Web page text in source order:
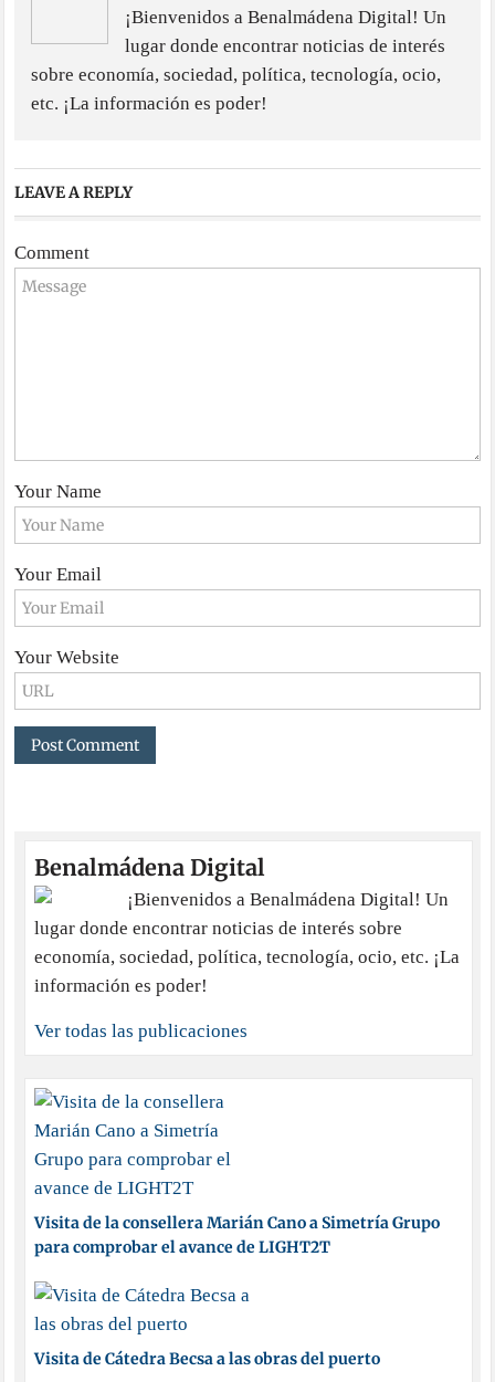
¡Bienvenidos a Benalmádena Digital! Un
lugar donde encontrar noticias de interés
sobre economía, sociedad, política, tecnología, ocio,
etc. ¡La información es poder!
LEAVE A REPLY
Comment
Your Name
Your Email
Your Website
Benalmádena Digital
¡Bienvenidos a Benalmádena Digital! Un
lugar donde encontrar noticias de interés sobre
economía, sociedad, política, tecnología, ocio, etc. ¡La
información es poder!
Ver todas las publicaciones
Visita de la consellera Marián Cano a Simetría Grupo
para comprobar el avance de LIGHT2T
Visita de Cátedra Becsa a las obras del puerto